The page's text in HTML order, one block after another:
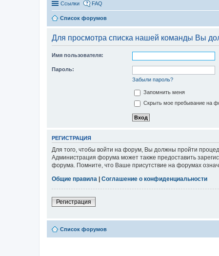
Ссылки FAQ
Список форумов
Для просмотра списка нашей команды Вы
Имя пользователя:
Пароль:
Забыли пароль?
Запомнить меня
Скрыть мое пребывание на
РЕГИСТРАЦИЯ
Для того, чтобы войти на форум, Вы должны пройти
Администрация форума может также предоставить
форума. Помните, что Ваше присутствие на форумах
Общие правила | Соглашение о конфиденциальности
Регистрация
Список форумов